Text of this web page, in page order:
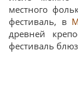
местного
фестиваль, в
древней
фестиваль